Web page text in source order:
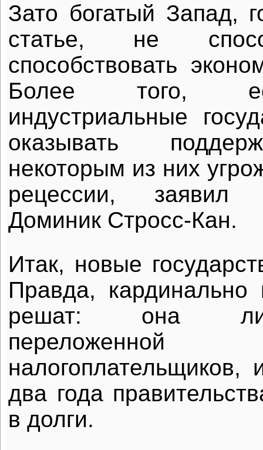
Зато богатый Запад,
статье, не
способствовать
Более того,
индустриальные
оказывать
некоторым из них
рецессии, заявил
Доминик Стросс-Кан.
Итак, новые
Правда,
решат: она
налогоплательщиков,
два года
в долги.